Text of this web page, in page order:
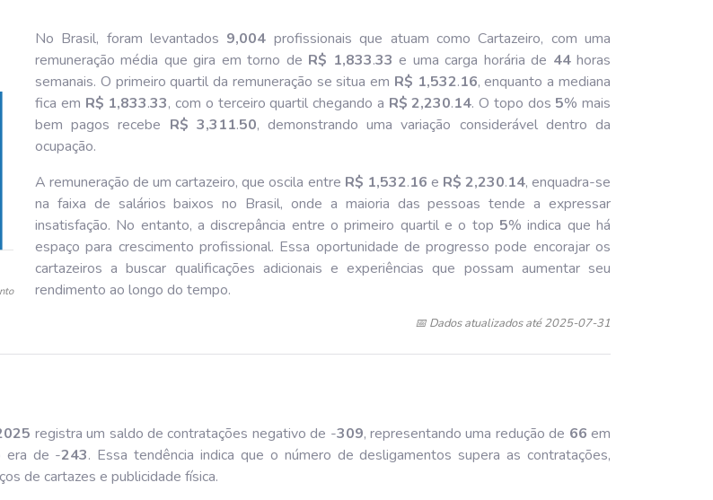
No Brasil, foram levantados 9,004 profissionais que atuam como Cartazeiro, com uma
remuneração média que gira em torno de R$ 1,833.33 e uma carga horária de 44horas
semanais. O primeiro quartil da remuneração se situa em R$ 1,532.16, enquanto a mediana
fica em R$ 1,833.33, com o terceiro quartil chegando a R$ 2,230.14. O topo dos 5% mais
bem pagos recebe R$ 3,311.50, demonstrando uma variação considerável dentro da
ocupação.
A remuneração de um cartazeiro, que oscila entre R$ 1,532.16 e R$ 2,230.14, enquadra-se
na faixa de salários baixos no Brasil, onde a maioria das pessoas tende a expressar
insatisfação. No entanto, a discrepância entre o primeiro quartil e o top 5% indica que há
espaço para crescimento profissional. Essa oportunidade de progresso pode encorajar os
cartazeiros a buscar qualificações adicionais e experiências que possam aumentar seu
rendimento ao longo do tempo.
📅 Dados atualizados até 2025-07-31
5 registra um saldo de contratações negativo de -309, representando uma redução de 66 em
era de -243. Essa tendência indica que o número de desligamentos supera as contratações,
de cartazes e publicidade física.